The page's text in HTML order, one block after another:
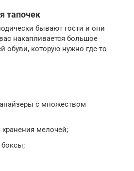
тапочек
бывают гости и они
накапливается большое
обуви, которую нужно где-то
с множеством
хранения мелочей;